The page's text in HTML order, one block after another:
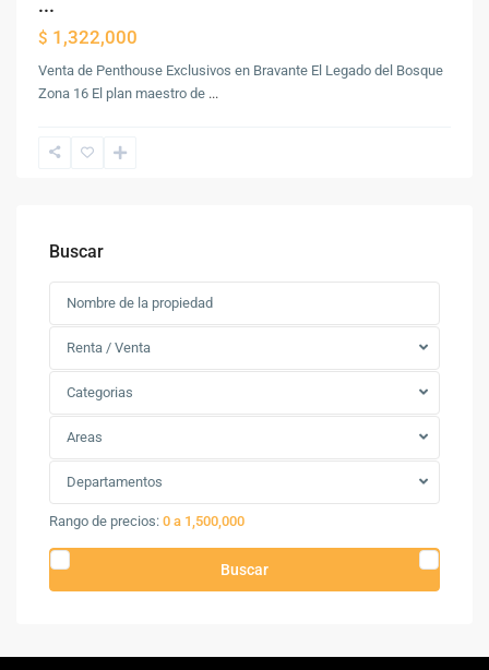
...
$ 1,322,000
Venta de Penthouse Exclusivos en Bravante El Legado del Bosque
Zona 16 El plan maestro de ...
Buscar
Renta / Venta
Categorias
Areas
Departamentos
Rango de precios: 0 a 1,500,000
Buscar